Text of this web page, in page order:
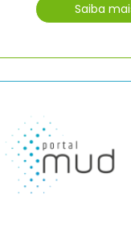
Saiba